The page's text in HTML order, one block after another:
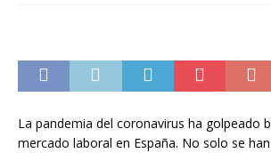
La pandemia del coronavirus ha golpeado
mercado laboral en España. No solo se